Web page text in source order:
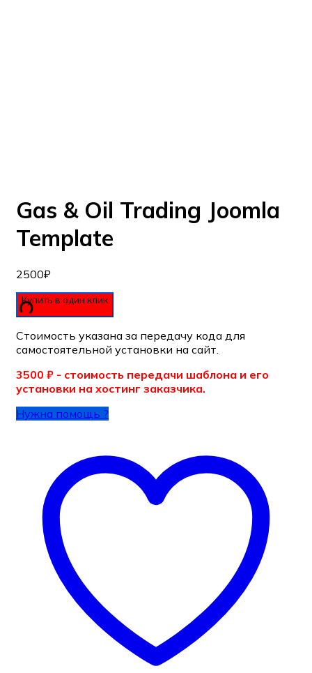
Gas & Oil Trading Joomla
Template
2500₽
Купить в один клик
Стоимость указана за передачу кода для
самостоятельной установки на сайт.
3500 ₽ - стоимость передачи шаблона и его
установки на хостинг заказчика.
Нужна помощь ?